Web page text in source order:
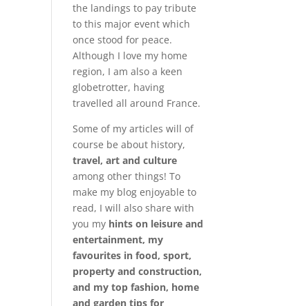
the landings to pay tribute
to this major event which
once stood for peace.
Although I love my home
region, I am also a keen
globetrotter, having
travelled all around France.
Some of my articles will of
course be about history,
travel, art and culture
among other things! To
make my blog enjoyable to
read, I will also share with
you my hints on leisure and
entertainment, my
favourites in food, sport,
property and construction,
and my top fashion, home
and garden tips for